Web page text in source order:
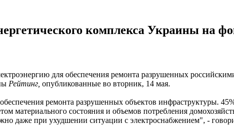
комплекса Украины на
для обеспечения ремонта разрушенных
Рейтинг, опубликованные во вторник, 14 мая.
ремонта разрушенных объектов инфраструктуры.
материального состояния и объемов потребления
даже при ухудшении ситуации с электроснабжением", -